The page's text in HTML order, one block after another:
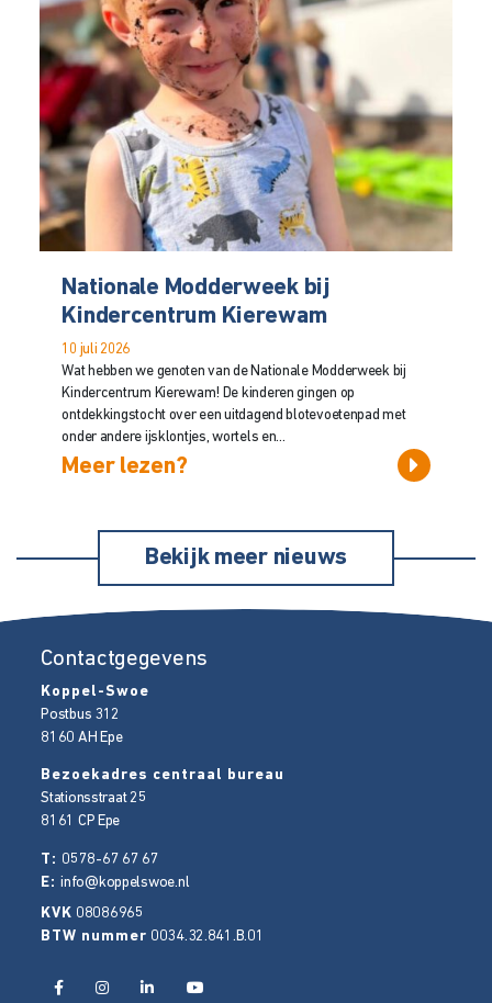
Nationale Modderweek bij
Kindercentrum Kierewam
10 juli 2026
Wat hebben we genoten van de Nationale Modderweek bij
Kindercentrum Kierewam! De kinderen gingen op
ontdekkingstocht over een uitdagend blotevoetenpad met
onder andere ijsklontjes, wortels en...
Meer lezen?
Bekijk meer nieuws
Contactgegevens
Koppel-Swoe
Postbus 312
8160 AH Epe
Bezoekadres centraal bureau
Stationsstraat 25
8161 CPEpe
T: 0578-67 67 67
E:info@koppelswoe.nl
KVK 08086965
BTW nummer 0034.32.841.B.01